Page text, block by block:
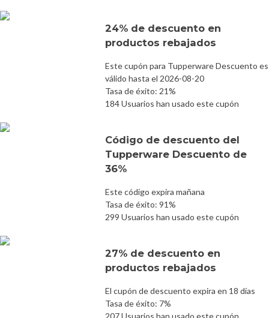
24% de descuento en
productos rebajados
Este cupón para Tupperware Descuento es
válido hasta el 2026-08-20
Tasa de éxito: 21%
184 Usuarios han usado este cupón
Código de descuento del
Tupperware Descuento de
36%
Este código expira mañana
Tasa de éxito: 91%
299 Usuarios han usado este cupón
27% de descuento en
productos rebajados
El cupón de descuento expira en 18 días
Tasa de éxito: 7%
207 Usuarios han usado este cupón